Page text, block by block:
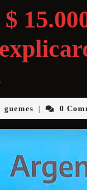
$
guemes 0